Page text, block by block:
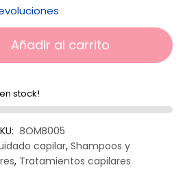
Añadir al carrito
stock!
BOMB005
capilar, Shampoos y
, Tratamientos capilares